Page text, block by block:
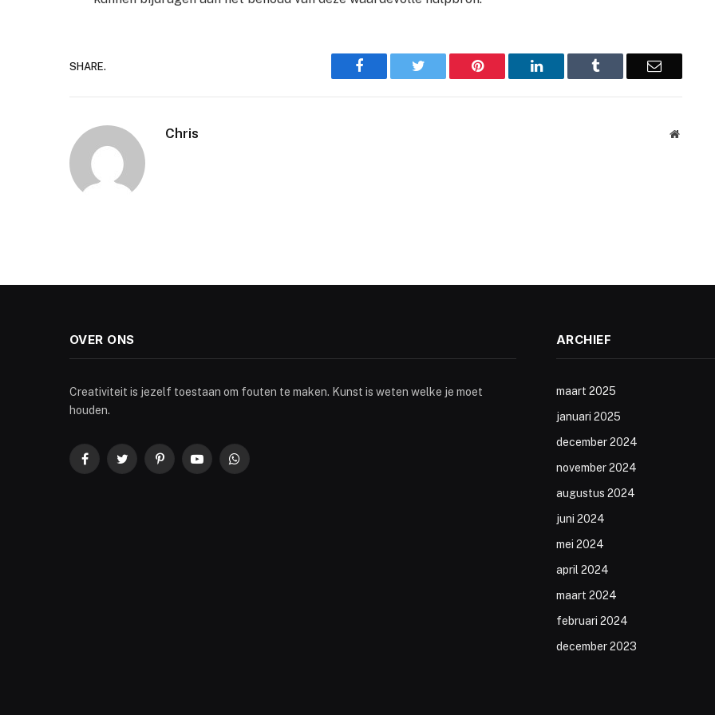
SHARE. Facebook Twitter Pinterest LinkedIn Tumblr Email
Chris Website
OVER ONS
Creativiteit is jezelf toestaan om fouten te maken. Kunst is weten welke je moet
houden.
FacebookTwitterPinterestYouTubeWhatsApp
ARCHIEF
maart 2025
januari 2025
december 2024
november 2024
augustus 2024
juni 2024
mei 2024
april 2024
maart 2024
februari 2024
december 2023